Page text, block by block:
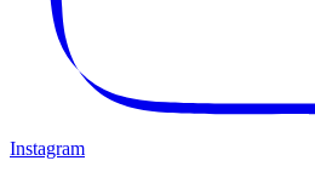
Instagram